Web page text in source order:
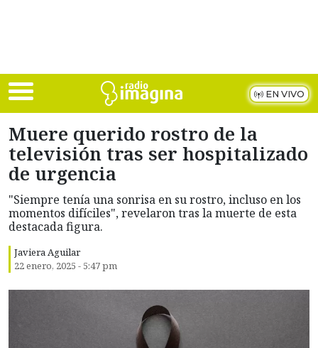
EN VIVO
Muere querido rostro de la
televisión tras ser hospitalizado
de urgencia
"Siempre tenía una sonrisa en su rostro, incluso en los
momentos difíciles", revelaron tras la muerte de esta
destacada figura.
Javiera Aguilar
22 enero, 2025 - 5:47 pm